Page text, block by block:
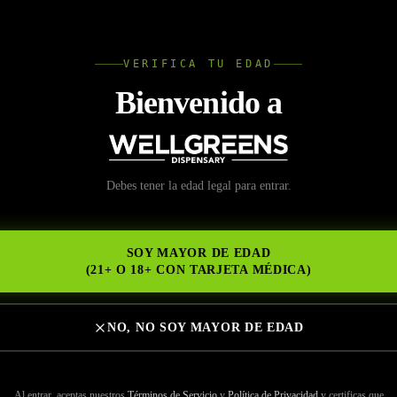
VERIFICA TU EDAD
Bienvenido a
Debes tener la edad legal para entrar.
SOY MAYOR DE EDAD
(21+ O 18+ CON TARJETA MÉDICA)
NO, NO SOY MAYOR DE EDAD
Legal Allied Gardens